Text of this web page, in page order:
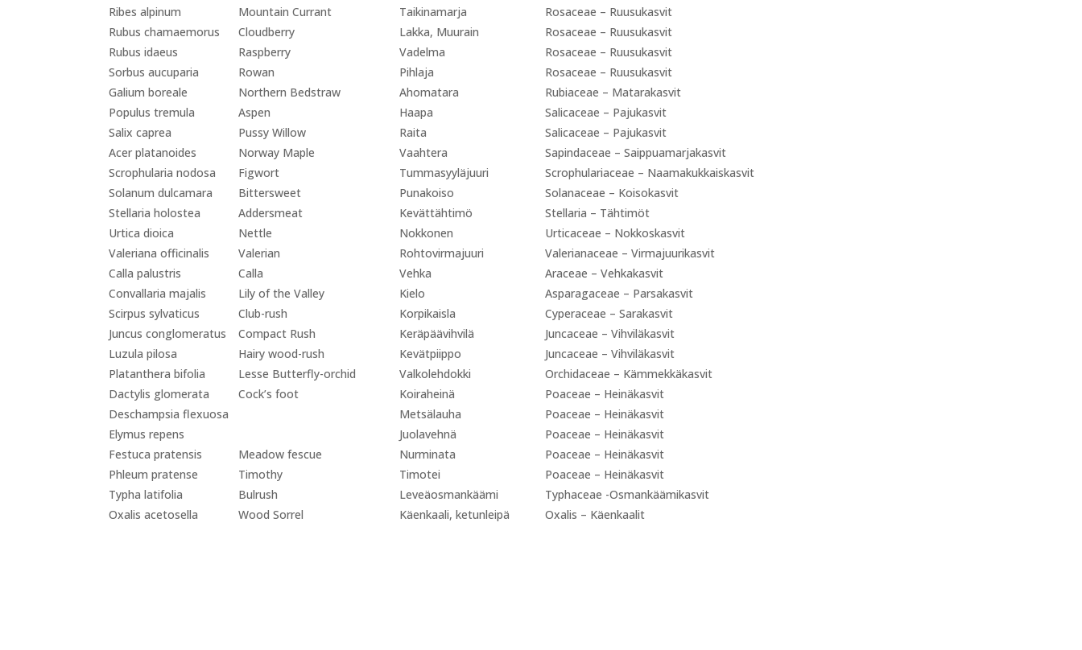
Ribes alpinum
Mountain Currant Taikinamarja
Rosaceae – Ruusukasvit
Rubus chamaemorus
Cloudberry Lakka, Muurain
Rosaceae – Ruusukasvit
Rubus idaeus
Raspberry Vadelma
Rosaceae – Ruusukasvit
Sorbus aucuparia
Rowan Pihlaja
Rosaceae – Ruusukasvit
Galium boreale
Northern Bedstraw Ahomatara
Rubiaceae – Matarakasvit
Populus tremula
Aspen Haapa
Salicaceae – Pajukasvit
Salix caprea
Pussy Willow Raita
Salicaceae – Pajukasvit
Acer platanoides
Norway Maple Vaahtera
Sapindaceae – Saippuamarjakasvit
Scrophularia nodosa
Figwort Tummasyyläjuuri
Scrophulariaceae – Naamakukkaiskasvit
Solanum dulcamara
Bittersweet Punakoiso
Solanaceae – Koisokasvit
Stellaria holostea
Addersmeat Kevättähtimö
Stellaria – Tähtimöt
Urtica dioica
Nettle Nokkonen
Urticaceae – Nokkoskasvit
Valeriana officinalis
Valerian Rohtovirmajuuri
Valerianaceae – Virmajuurikasvit
Calla palustris
Calla Vehka
Araceae – Vehkakasvit
Convallaria majalis
Lily of the Valley Kielo
Asparagaceae – Parsakasvit
Scirpus sylvaticus
Club-rush Korpikaisla
Cyperaceae – Sarakasvit
Juncus conglomeratus
Compact Rush Keräpäävihvilä
Juncaceae – Vihviläkasvit
Luzula pilosa
Hairy wood-rush Kevätpiippo
Juncaceae – Vihviläkasvit
Platanthera bifolia
Lesse Butterfly-orchid Valkolehdokki
Orchidaceae – Kämmekkäkasvit
Dactylis glomerata
Cock’s foot Koiraheinä
Poaceae – Heinäkasvit
Deschampsia flexuosa
Metsälauha
Poaceae – Heinäkasvit
Elymus repens
Juolavehnä
Poaceae – Heinäkasvit
Festuca pratensis
Meadow fescue Nurminata
Poaceae – Heinäkasvit
Phleum pratense
Timothy Timotei
Poaceae – Heinäkasvit
Typha latifolia
Bulrush Leveäosmankäämi
Typhaceae -Osmankäämikasvit
Oxalis acetosella
Wood Sorrel Käenkaali, ketunleipä Oxalis – Käenkaalit